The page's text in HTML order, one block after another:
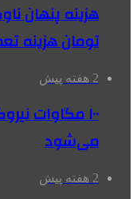
هزینه پنهان
تومان هزینه
2 هفته پیش
۱۰۰ مگاوات
می‌شود
2 هفته پیش